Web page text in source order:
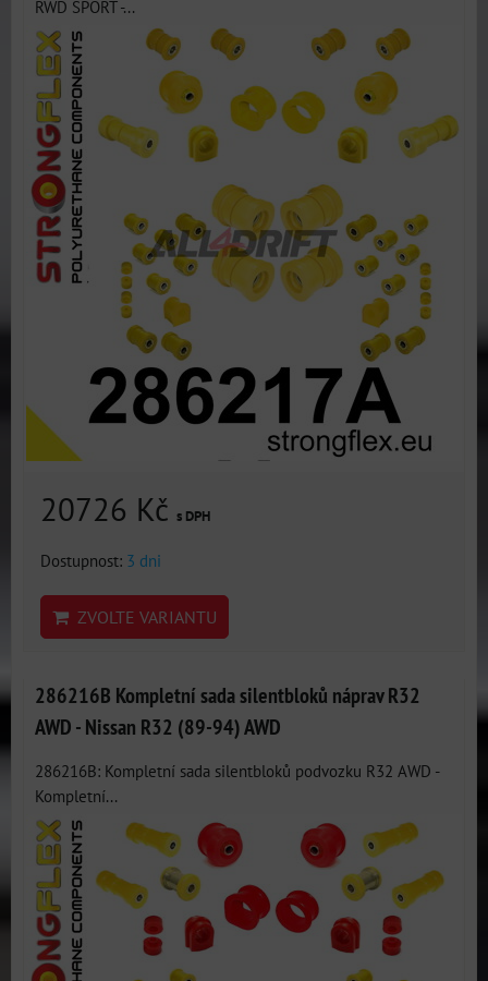
RWD SPORT -...
20726 Kč s DPH
Dostupnost: 3 dni
ZVOLTE VARIANTU
286216B Kompletní sada silentbloků náprav R32
AWD - Nissan R32 (89-94) AWD
286216B: Kompletní sada silentbloků podvozku R32 AWD -
Kompletní...